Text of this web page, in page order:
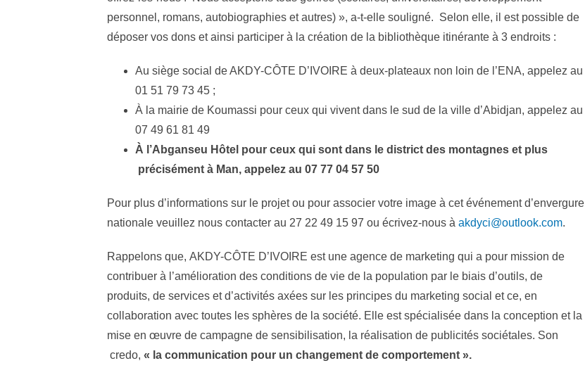
personnel, romans, autobiographies et autres) », a-t-elle souligné. Selon elle, il est possible de
déposer vos dons et ainsi participer à la création de la bibliothèque itinérante à 3 endroits :
Au siège social de AKDY-CÔTE D’IVOIRE à deux-plateaux non loin de l’ENA, appelez au
01 51 79 73 45 ;
À la mairie de Koumassi pour ceux qui vivent dans le sud de la ville d’Abidjan, appelez au
07 49 61 81 49
À l’Abganseu Hôtel pour ceux qui sont dans le district des montagnes et plus
précisément à Man, appelez au 07 77 04 57 50
Pour plus d’informations sur le projet ou pour associer votre image à cet événement d’envergure
nationale veuillez nous contacter au 27 22 49 15 97 ou écrivez-nous à akdyci@outlook.com.
Rappelons que, AKDY-CÔTE D’IVOIRE est une agence de marketing qui a pour mission de
contribuer à l’amélioration des conditions de vie de la population par le biais d’outils, de
produits, de services et d’activités axées sur les principes du marketing social et ce, en
collaboration avec toutes les sphères de la société. Elle est spécialisée dans la conception et la
mise en œuvre de campagne de sensibilisation, la réalisation de publicités sociétales. Son
credo, « la communication pour un changement de comportement ».